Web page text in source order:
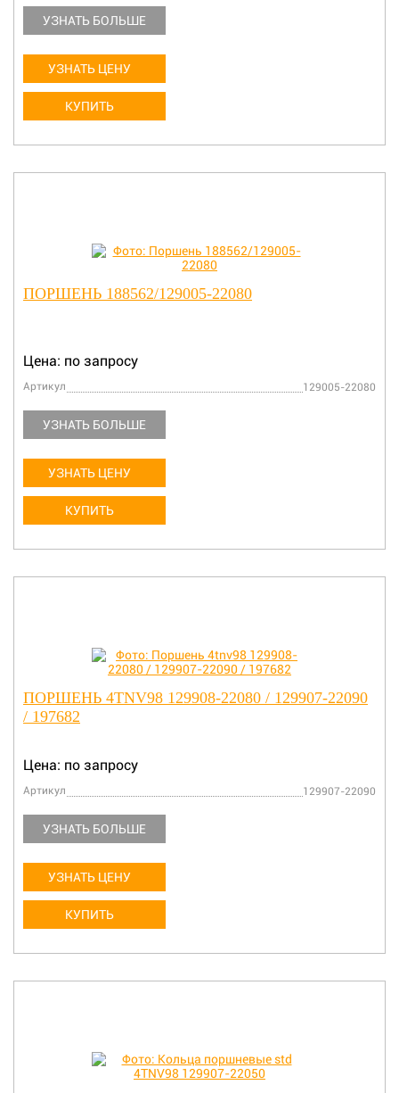
УЗНАТЬ БОЛЬШЕ
УЗНАТЬ ЦЕНУ
КУПИТЬ
ПОРШЕНЬ 188562/129005-22080
Цена: по запросу
Артикул 129005-22080
УЗНАТЬ БОЛЬШЕ
УЗНАТЬ ЦЕНУ
КУПИТЬ
ПОРШЕНЬ 4TNV98 129908-22080 / 129907-22090
/ 197682
Цена: по запросу
Артикул 129907-22090
УЗНАТЬ БОЛЬШЕ
УЗНАТЬ ЦЕНУ
КУПИТЬ